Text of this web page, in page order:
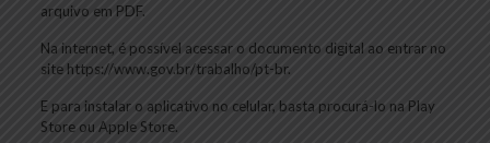
arquivo em PDF.
Na internet, é possível acessar o documento digital ao entrar no
site https://www.gov.br/trabalho/pt-br.
E para instalar o aplicativo no celular, basta procurá-lo na Play
Store ou Apple Store.